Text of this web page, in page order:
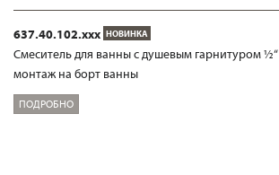
637.40.102.xxx НОВИНКА
Смеситель для ванны с душевым гарнитуром ½“
монтаж на борт ванны
ПОДРОБНО